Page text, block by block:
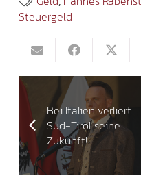
Steuergeld
Bei Italien verliert
Süd-Tirol seine
Zukunft!